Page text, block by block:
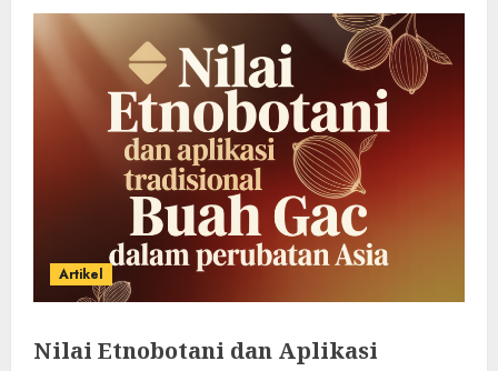
Artikel
Nilai Etnobotani dan Aplikasi